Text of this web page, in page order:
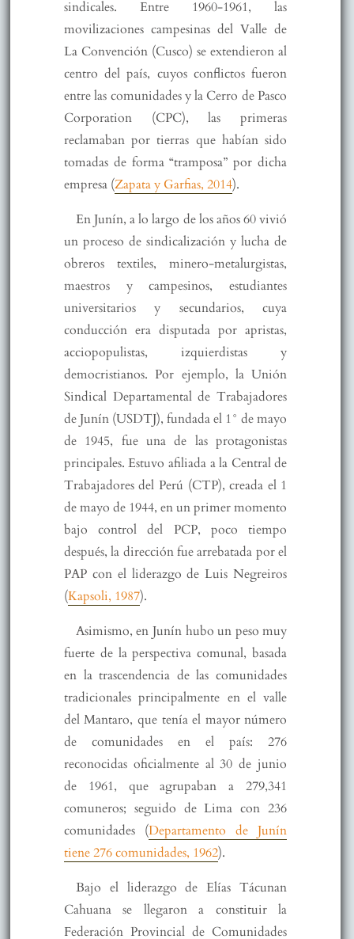
sindicales. Entre 1960-1961, las
movilizaciones campesinas del Valle de
La Convención (Cusco) se extendieron al
centro del país, cuyos conflictos fueron
entre las comunidades y la Cerro de Pasco
Corporation (CPC), las primeras
reclamaban por tierras que habían sido
tomadas de forma “tramposa” por dicha
empresa (Zapata y Garfias, 2014).
En Junín, a lo largo de los años 60 vivió
un proceso de sindicalización y lucha de
obreros textiles, minero-metalurgistas,
maestros y campesinos, estudiantes
universitarios y secundarios, cuya
conducción era disputada por apristas,
acciopopulistas, izquierdistas y
democristianos. Por ejemplo, la Unión
Sindical Departamental de Trabajadores
de Junín (USDTJ), fundada el 1° de mayo
de 1945, fue una de las protagonistas
principales. Estuvo afiliada a la Central de
Trabajadores del Perú (CTP), creada el 1
de mayo de 1944, en un primer momento
bajo control del PCP, poco tiempo
después, la dirección fue arrebatada por el
PAP con el liderazgo de Luis Negreiros
(Kapsoli, 1987).
Asimismo, en Junín hubo un peso muy
fuerte de la perspectiva comunal, basada
en la trascendencia de las comunidades
tradicionales principalmente en el valle
del Mantaro, que tenía el mayor número
de comunidades en el país: 276
reconocidas oficialmente al 30 de junio
de 1961, que agrupaban a 279,341
comuneros; seguido de Lima con 236
comunidades (Departamento de Junín
tiene 276 comunidades, 1962).
Bajo el liderazgo de Elías Tácunan
Cahuana se llegaron a constituir la
Federación Provincial de Comunidades